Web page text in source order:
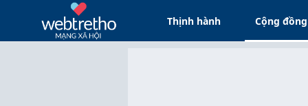
Thịnh hành Cộng đồng